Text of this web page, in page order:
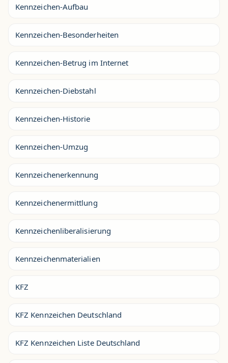
Kennzeichen-Aufbau
Kennzeichen-Besonderheiten
Kennzeichen-Betrug im Internet
Kennzeichen-Diebstahl
Kennzeichen-Historie
Kennzeichen-Umzug
Kennzeichenerkennung
Kennzeichenermittlung
Kennzeichenliberalisierung
Kennzeichenmaterialien
KFZ
KFZ Kennzeichen Deutschland
KFZ Kennzeichen Liste Deutschland